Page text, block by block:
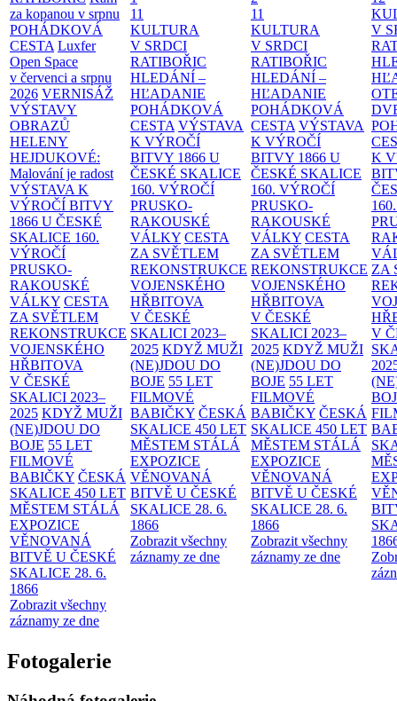
za kopanou v srpnu
POHÁDKOVÁ
CESTA Luxfer
Open Space
v červenci a srpnu
2026 VERNISÁŽ
VÝSTAVY
OBRAZŮ
HELENY
HEJDUKOVÉ:
Malování je radost
VÝSTAVA K
VÝROČÍ BITVY
1866 U ČESKÉ
SKALICE 160.
VÝROČÍ
PRUSKO-
RAKOUSKÉ
VÁLKY CESTA
ZA SVĚTLEM
REKONSTRUKCE
VOJENSKÉHO
HŘBITOVA
V ČESKÉ
SKALICI 2023–
2025 KDYŽ MUŽI
(NE)JDOU DO
BOJE 55 LET
FILMOVÉ
BABIČKY ČESKÁ
SKALICE 450 LET
MĚSTEM STÁLÁ
EXPOZICE
VĚNOVANÁ
BITVĚ U ČESKÉ
SKALICE 28. 6.
1866
Zobrazit všechny
záznamy ze dne
11
KULTURA
V SRDCI
RATIBOŘIC
HLEDÁNÍ –
HĽADANIE
POHÁDKOVÁ
CESTA VÝSTAVA
K VÝROČÍ
BITVY 1866 U
ČESKÉ SKALICE
160. VÝROČÍ
PRUSKO-
RAKOUSKÉ
VÁLKY CESTA
ZA SVĚTLEM
REKONSTRUKCE
VOJENSKÉHO
HŘBITOVA
V ČESKÉ
SKALICI 2023–
2025 KDYŽ MUŽI
(NE)JDOU DO
BOJE 55 LET
FILMOVÉ
BABIČKY ČESKÁ
SKALICE 450 LET
MĚSTEM STÁLÁ
EXPOZICE
VĚNOVANÁ
BITVĚ U ČESKÉ
SKALICE 28. 6.
1866
Zobrazit všechny
záznamy ze dne
11
KULTURA
V SRDCI
RATIBOŘIC
HLEDÁNÍ –
HĽADANIE
POHÁDKOVÁ
CESTA VÝSTAVA
K VÝROČÍ
BITVY 1866 U
ČESKÉ SKALICE
160. VÝROČÍ
PRUSKO-
RAKOUSKÉ
VÁLKY CESTA
ZA SVĚTLEM
REKONSTRUKCE
VOJENSKÉHO
HŘBITOVA
V ČESKÉ
SKALICI 2023–
2025 KDYŽ MUŽI
(NE)JDOU DO
BOJE 55 LET
FILMOVÉ
BABIČKY ČESKÁ
SKALICE 450 LET
MĚSTEM STÁLÁ
EXPOZICE
VĚNOVANÁ
BITVĚ U ČESKÉ
SKALICE 28. 6.
1866
Zobrazit všechny
záznamy ze dne
V
K
ZA
V
Fotogalerie